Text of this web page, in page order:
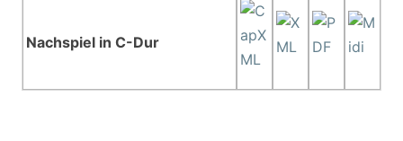
Nachspiel in C-Dur